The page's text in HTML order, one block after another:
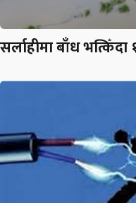
सर्लाहीमा बाँध